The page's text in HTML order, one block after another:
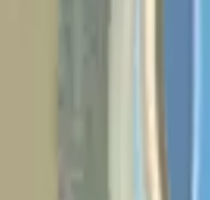
para aplicaciones precisas en
garantizando un ajuste perfecto y